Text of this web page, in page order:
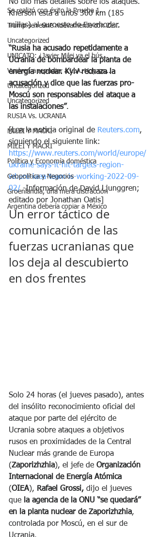
Se realizó con éxito la Prueba 1...
Trump se reúne nuevamente con Ze...
Uncategorized
UNICATO: ¿Javier Milei va el bús...
Vuelven a repudiar a LLA. Hoy su...
Uncategorized
Uncategorized
RUSIA Vs. UCRANIA
MILEI Y MACRI
MILEI Y MACRI
Política y Economía doméstica
Geopolítica y Negocios
Groenlandia, una mera distracción
Argentina debería copiar a México
No dio más detalles sobre los ataques.
Kherson está a unos 300 km (185
millas) al suroeste de Enerhodar.
“Rusia ha acusado repetidamente a
Ucrania de bombardear la planta de
energía nuclear. Kyiv rechaza la
acusación y dice que las fuerzas pro-
Moscú son responsables del ataque a
las instalaciones”.
[Lea la noticia original de Reuters.com,
siguiendo el siguiente link:
https://www.reuters.com/world/europe/
ukraine-says-it-hit-targets-region-
where-iaea-team-is-working-2022-09-
02/ -Información de David Ljunggren;
editado por Jonathan Oatis]
Un error táctico de
comunicación de las
fuerzas ucranianas que
los deja al descubierto
en dos frentes
Solo 24 horas (el jueves pasado), antes
del insólito reconocimiento oficial del
ataque por parte del ejército de
Ucrania sobre ataques a objetivos
rusos en proximidades de la Central
Nuclear más grande de Europa
(Zaporizhzhia), el jefe de Organización
Internacional de Energía Atómica
(OIEA), Rafael Grossi, dijo el jueves
que la agencia de la ONU “se quedará”
en la planta nuclear de Zaporizhzhia,
controlada por Moscú, en el sur de
Ucrania.